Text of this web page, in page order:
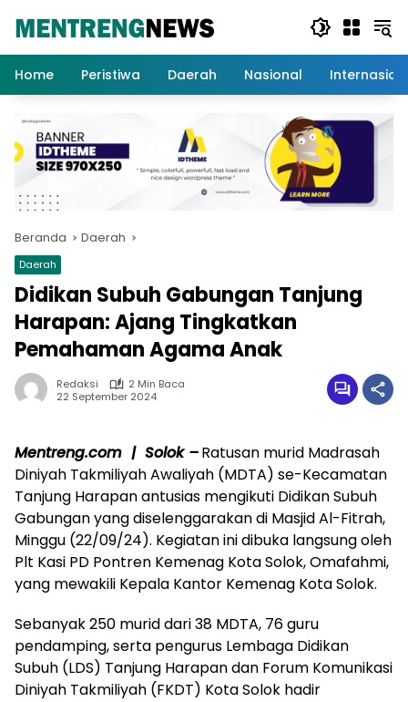
Home
Peristiwa Daerah Nasional
Beranda Daerah
Daerah
Didikan Subuh Gabungan Tanjung
Harapan: Ajang Tingkatkan
Pemahaman Agama Anak
Redaksi
2 Min Baca
22 September 2024
Mentreng.com | Solok –Ratusan murid Madrasah
Diniyah Takmiliyah Awaliyah (MDTA) se-Kecamatan
Tanjung Harapan antusias mengikuti Didikan Subuh
Gabungan yang diselenggarakan di Masjid Al-Fitrah,
Minggu (22/09/24). Kegiatan ini dibuka langsung oleh
Plt Kasi PD Pontren Kemenag Kota Solok, Omafahmi,
yang mewakili Kepala Kantor Kemenag Kota Solok.
Sebanyak 250 murid dari 38 MDTA, 76 guru
pendamping, serta pengurus Lembaga Didikan
Subuh (LDS) Tanjung Harapan dan Forum Komunikasi
Diniyah Takmiliyah (FKDT) Kota Solok hadir